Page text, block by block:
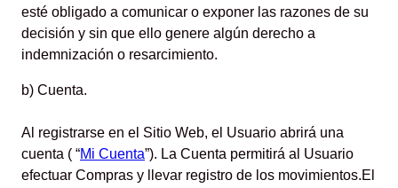
esté obligado a comunicar o exponer las razones de su
decisión y sin que ello genere algún derecho a
indemnización o resarcimiento.
b) Cuenta.
Al registrarse en el Sitio Web, el Usuario abrirá una
cuenta ( “Mi Cuenta”). La Cuenta permitirá al Usuario
efectuar Compras y llevar registro de los movimientos.El